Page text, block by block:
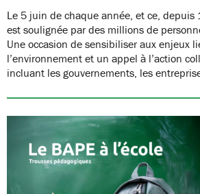
Le 5 juin de chaque année, et ce, depuis
est soulignée par des millions de
Une occasion de sensibiliser aux enjeux
l’environnement et un appel à l’action
incluant les gouvernements, les